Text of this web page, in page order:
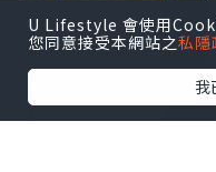
U Lifestyle 會使用
您同意接受本網站之私隱
我